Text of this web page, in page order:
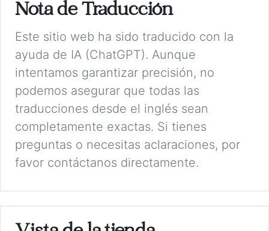
Nota de Traducción
Este sitio web ha sido traducido con la
ayuda de IA (ChatGPT). Aunque
intentamos garantizar precisión, no
podemos asegurar que todas las
traducciones desde el inglés sean
completamente exactas. Si tienes
preguntas o necesitas aclaraciones, por
favor contáctanos directamente.